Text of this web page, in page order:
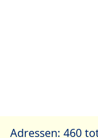
Adressen: 460